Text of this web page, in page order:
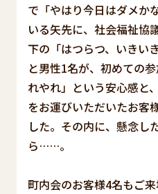
で「やはり今日はダメか
いる矢先に、社会福祉協
下の「はつらつ、いきい
と男性1名が、初めての
れやれ」という安心感と
をお運びいただいたお客
した。その内に、懸念し
ら……。
町内会のお客様4名もご